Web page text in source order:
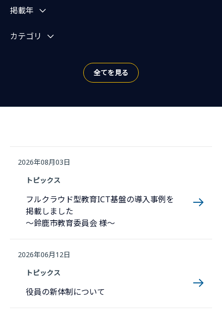
掲載年
カテゴリ
全てを見る
2026年08月03日
トピックス
フルクラウド型教育ICT基盤の導入事例を
掲載しました
～鈴鹿市教育委員会 様～
2026年06月12日
トピックス
役員の新体制について